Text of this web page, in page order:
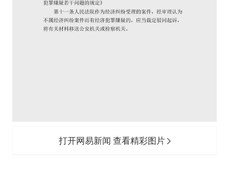
打开网易新闻 查看精彩图片